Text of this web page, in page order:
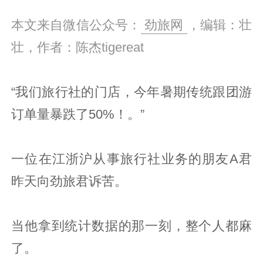
本文来自微信公众号： 劲旅网
，编辑：壮
壮，作者：陈杰tigereat
“我们旅行社的门店，今年暑期传统跟团游
订单量暴跌了50%！。”
一位在江浙沪从事旅行社业务的朋友A君
昨天向劲旅君诉苦。
当他拿到统计数据的那一刻，整个人都麻
了。